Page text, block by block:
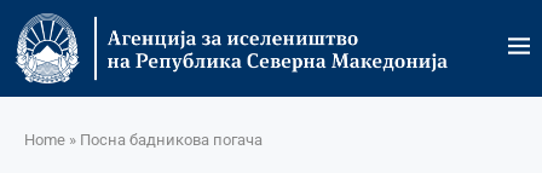
Home » Посна бадникова погача